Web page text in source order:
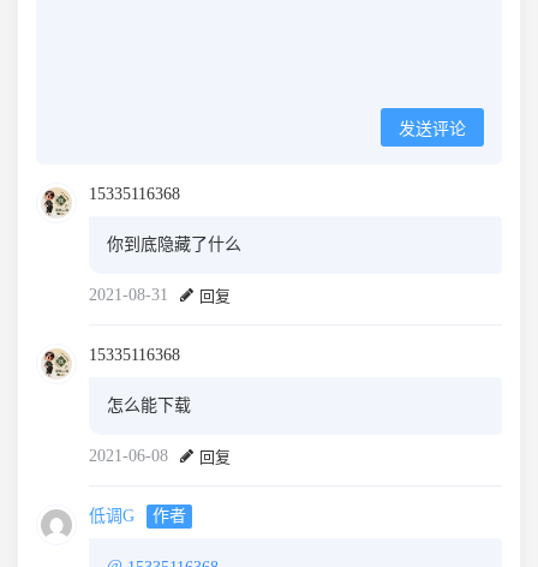
发送评论
15335116368
你到底隐藏了什么
2021-08-31 回复
15335116368
怎么能下载
2021-06-08 回复
低调G 作者